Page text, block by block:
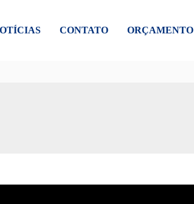
CONTATO ORÇAMENTO